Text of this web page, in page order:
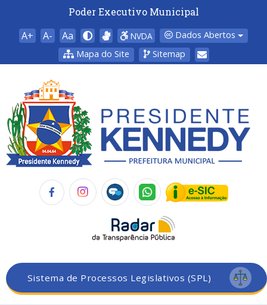
Poder Executivo Municipal
A+ A- Aa NVDA
Dados Abertos
Mapa do Site
Sitemap
Sistema de Processos Legislativos (SPL)